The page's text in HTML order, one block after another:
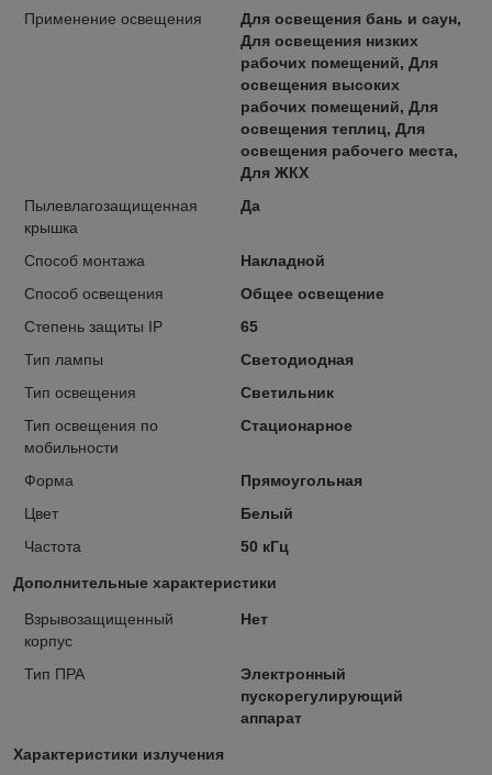
Применение освещения
Для освещения бань и саун,
Для освещения низких
рабочих помещений, Для
освещения высоких
рабочих помещений, Для
освещения теплиц, Для
освещения рабочего места,
Для ЖКХ
Пылевлагозащищенная
крышка
Да
Способ монтажа
Накладной
Способ освещения
Общее освещение
Степень защиты IP
65
Тип лампы
Светодиодная
Тип освещения
Светильник
Тип освещения по
мобильности
Стационарное
Форма
Прямоугольная
Цвет
Белый
Частота
50 кГц
Дополнительные характеристики
Взрывозащищенный
корпус
Нет
Тип ПРА
Электронный
пускорегулирующий
аппарат
Характеристики излучения